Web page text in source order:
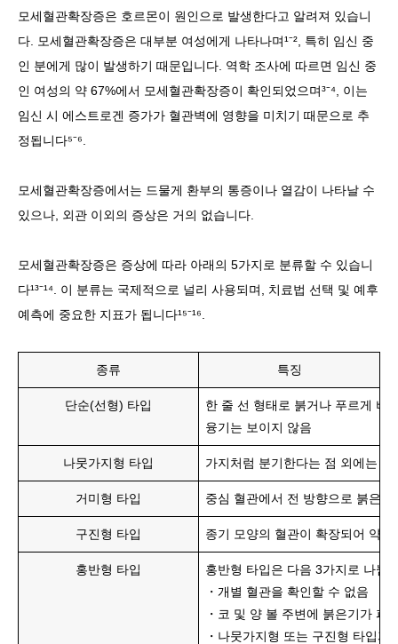
모세혈관확장증은 호르몬이 원인으로 발생한다고 알려져 있습니
다. 모세혈관확장증은 대부분 여성에게 나타나며¹⁻², 특히 임신 중
인 분에게 많이 발생하기 때문입니다. 역학 조사에 따르면 임신 중
인 여성의 약 67%에서 모세혈관확장증이 확인되었으며³⁻⁴, 이는
임신 시 에스트로겐 증가가 혈관벽에 영향을 미치기 때문으로 추
정됩니다⁵⁻⁶.
모세혈관확장증에서는 드물게 환부의 통증이나 열감이 나타날 수
있으나, 외관 이외의 증상은 거의 없습니다.
모세혈관확장증은 증상에 따라 아래의 5가지로 분류할 수 있습니
다¹³⁻¹⁴. 이 분류는 국제적으로 널리 사용되며, 치료법 선택 및 예후
예측에 중요한 지표가 됩니다¹⁵⁻¹⁶.
종류 특징
단순(선형) 타입
한 줄 선 형태로 붉거나 푸르게 비
융기는 보이지 않음
나뭇가지형 타입 가지처럼 분기한다는 점 외에는 단
거미형 타입 중심 혈관에서 전 방향으로 붉은기
구진형 타입 종기 모양의 혈관이 확장되어 약간
홍반형 타입
홍반형 타입은 다음 3가지로 나뉨
・개별 혈관을 확인할 수 없음
・코 및 양 볼 주변에 붉은기가 퍼
・나뭇가지형 또는 구진형 타입과